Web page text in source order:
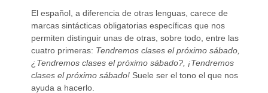
El español, a diferencia de otras lenguas, carece de
marcas sintácticas obligatorias específicas que nos
permiten distinguir unas de otras, sobre todo, entre las
cuatro primeras: Tendremos clases el próximo sábado,
¿Tendremos clases el próximo sábado?, ¡Tendremos
clases el próximo sábado! Suele ser el tono el que nos
ayuda a hacerlo.